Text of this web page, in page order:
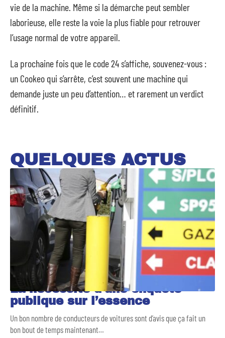
vie de la machine. Même si la démarche peut sembler
laborieuse, elle reste la voie la plus fiable pour retrouver
l’usage normal de votre appareil.
La prochaine fois que le code 24 s’affiche, souvenez-vous :
un Cookeo qui s’arrête, c’est souvent une machine qui
demande juste un peu d’attention… et rarement un verdict
définitif.
QUELQUES ACTUS
La nécessité d’une enquête
publique sur l’essence
Un bon nombre de conducteurs de voitures sont d’avis que ça fait un
bon bout de temps maintenant…